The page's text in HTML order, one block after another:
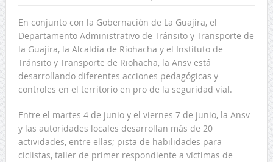
En conjunto con la Gobernación de La Guajira, el
Departamento Administrativo de Tránsito y Transporte de
la Guajira, la Alcaldía de Riohacha y el Instituto de
Tránsito y Transporte de Riohacha, la Ansv está
desarrollando diferentes acciones pedagógicas y
controles en el territorio en pro de la seguridad vial.
Entre el martes 4 de junio y el viernes 7 de junio, la Ansv
y las autoridades locales desarrollan más de 20
actividades, entre ellas; pista de habilidades para
ciclistas, taller de primer respondiente a víctimas de